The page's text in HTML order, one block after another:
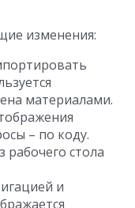
изменения:
материалами.
– по коду.
рабочего стола
и